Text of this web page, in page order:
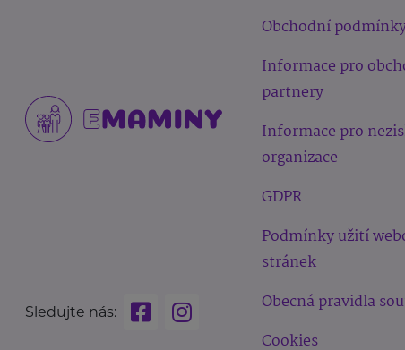
Sledujte nás:
Obchodní
Informace pro
partnery
Informace pro
organizace
GDPR
Podmínky užití
stránek
Obecná pravidla
Cookies